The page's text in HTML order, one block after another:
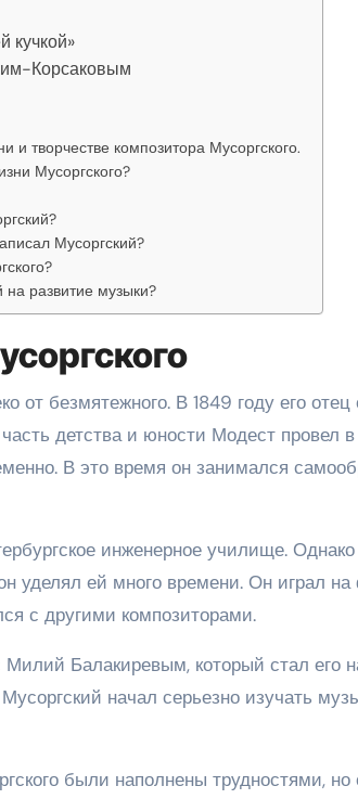
кучкой»
Корсаковым
и творчестве композитора Мусоргского.
Мусоргского?
Мусоргский?
на развитие музыки?
от безмятежного. В 1849 году его отец
детства и юности Модест провел в
В это время он занимался
инженерное училище.
уделял ей много времени. Он играл
с другими композиторами.
Милий Балакиревым, который стал его
начал серьезно изучать
были наполнены трудностями, но